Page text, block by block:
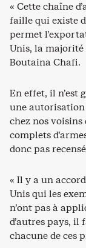
« Cette chaîne
faille qui existe
permet
Unis, la majorité
Boutaina Chafi.
En effet, il n’est
une
chez nos voisins
complets
donc pas
« Il y a un
Unis qui les
n’ont pas à
d’autres pays,
chacune de ces